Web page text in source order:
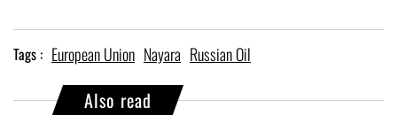
Tags : European Union Nayara Russian Oil
Also read